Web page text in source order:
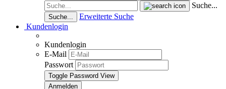
Suche...
Suche...
Erweiterte Suche
Kundenlogin
Kundenlogin
E-Mail
Passwort
Toggle Password View